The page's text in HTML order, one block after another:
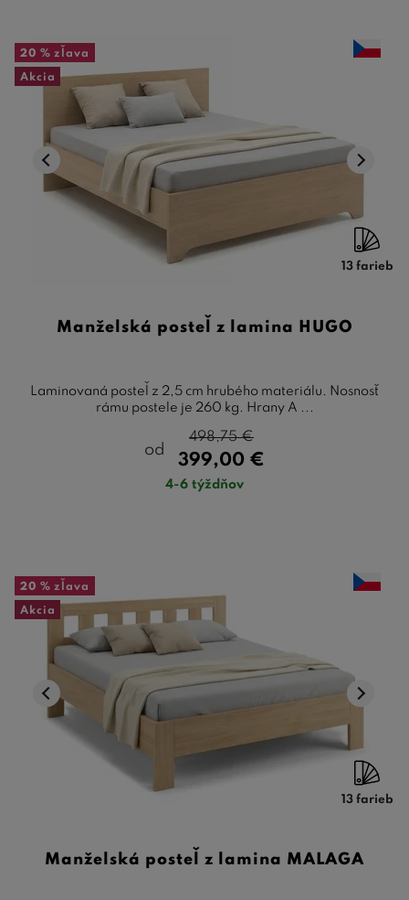
20 % zľava
Akcia
13 farieb
Manželská posteľ z lamina HUGO
Laminovaná posteľ z 2,5 cm hrubého materiálu. Nosnosť
rámu postele je 260 kg. Hrany A ...
od
399,00 €
498,75€
4-6 týždňov
20 % zľava
Akcia
13 farieb
Manželská posteľ z lamina MALAGA